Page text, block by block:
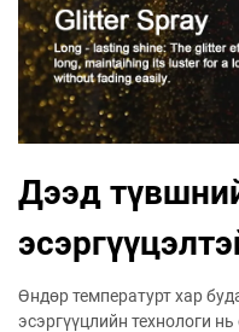
Дээд
Өндөр температурт хар
эсэргүүцлийн технологи